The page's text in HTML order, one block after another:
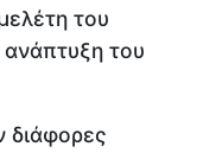
του
ανάπτυξη του
διάφορες